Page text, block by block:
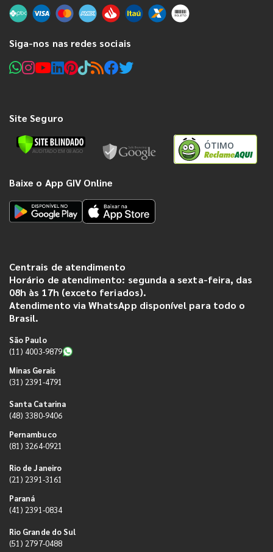
Siga-nos nas redes sociais
Site Seguro
ÓTIMO
Baixe o App GIV Online
Centrais de atendimento
Horário de atendimento: segunda a sexta-feira, das
08h às 17h (exceto feriados).
Atendimento via WhatsApp disponível para todo o
Brasil.
São Paulo
(11) 4003-9879
Minas Gerais
(31) 2391-4791
Santa Catarina
(48) 3380-9406
Pernambuco
(81) 3264-0921
Rio de Janeiro
(21) 2391-3161
Paraná
(41) 2391-0834
Rio Grande do Sul
(51) 2797-0488